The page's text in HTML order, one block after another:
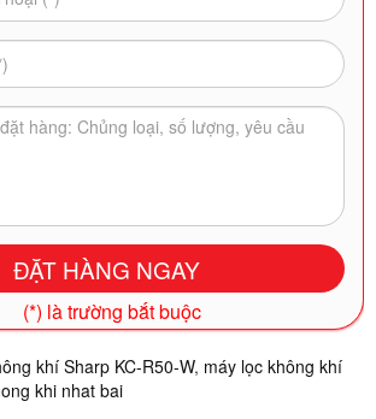
(*) là trường bắt buộc
khí Sharp KC-R50-W, máy lọc không khí
khi nhat bai